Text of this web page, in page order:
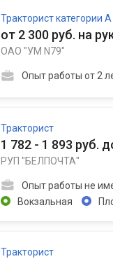
Тракторист категории
от 2 300 руб. на
ОАО "УМ N79"
Опыт работы от 2
Тракторист
1 782 - 1 893 руб.
РУП "БЕЛПОЧТА"
Опыт работы не
Вокзальная
Тракторист